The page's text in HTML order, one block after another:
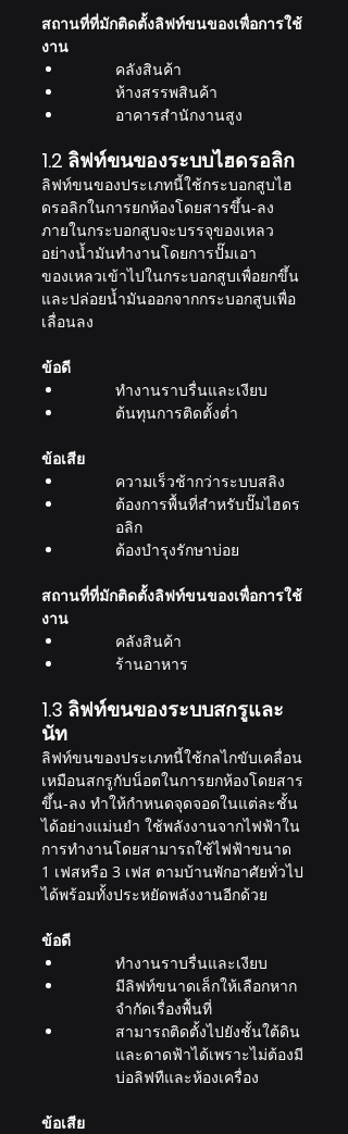
สถานที่ที่มักติดตั้งลิฟท์ขนของเพื่อการใช้
งาน
คลังสินค้า
ห้างสรรพสินค้า
อาคารสำนักงานสูง
1.2 ลิฟท์ขนของระบบไฮดรอลิก
ลิฟท์ขนของประเภทนี้ใช้กระบอกสูบไฮ
ดรอลิกในการยกห้องโดยสารขึ้น-ลง
ภายในกระบอกสูบจะบรรจุของเหลว
อย่างน้ำมันทำงานโดยการปั๊มเอา
ของเหลวเข้าไปในกระบอกสูบเพื่อยกขึ้น
และปล่อยน้ำมันออกจากกระบอกสูบเพื่อ
เลื่อนลง
ข้อดี
ทำงานราบรื่นและเงียบ
ต้นทุนการติดตั้งต่ำ
ข้อเสีย
ความเร็วช้ากว่าระบบสลิง
ต้องการพื้นที่สำหรับปั๊มไฮดร
อลิก
ต้องบำรุงรักษาบ่อย
สถานที่ที่มักติดตั้งลิฟท์ขนของเพื่อการใช้
งาน
คลังสินค้า
ร้านอาหาร
1.3 ลิฟท์ขนของระบบสกรูและ
นัท
ลิฟท์ขนของประเภทนี้ใช้กลไกขับเคลื่อน
เหมือนสกรูกับน็อตในการยกห้องโดยสาร
ขึ้น-ลง ทำให้กำหนดจุดจอดในแต่ละชั้น
ได้อย่างแม่นยำ ใช้พลังงานจากไฟฟ้าใน
การทำงานโดยสามารถใช้ไฟฟ้าขนาด
1 เฟสหรือ 3 เฟส ตามบ้านพักอาศัยทั่วไป
ได้พร้อมทั้งประหยัดพลังงานอีกด้วย
ข้อดี
ทำงานราบรื่นและเงียบ
มีลิฟท์ขนาดเล็กให้เลือกหาก
จำกัดเรื่องพื้นที่
สามารถติดตั้งไปยังชั้นใต้ดิน
และดาดฟ้าได้เพราะไม่ต้องมี
บ่อลิฟทืและห้องเครื่อง
ข้อเสีย